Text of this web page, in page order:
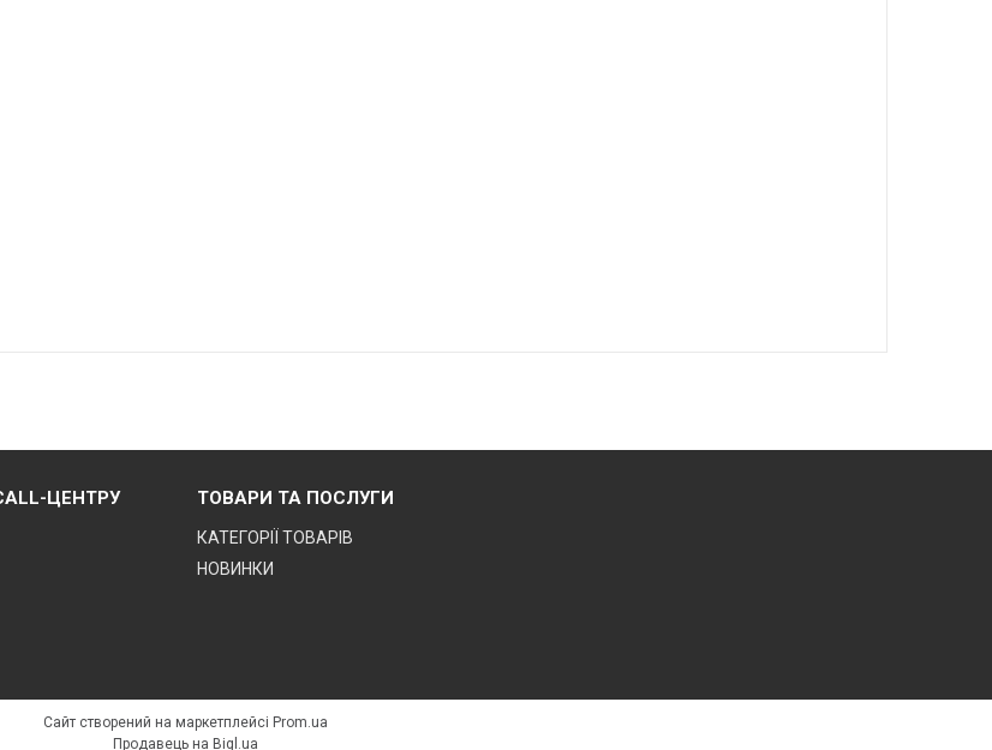
ЦЕНТРУ ТОВАРИ ТА ПОСЛУГИ
КАТЕГОРІЇ ТОВАРІВ
НОВИНКИ
Сайт створений на маркетплейсі Prom.ua
Продавець на Bigl.ua